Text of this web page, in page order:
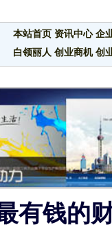
本站首页 资讯中心 企
白领丽人 创业商机 创
有钱的